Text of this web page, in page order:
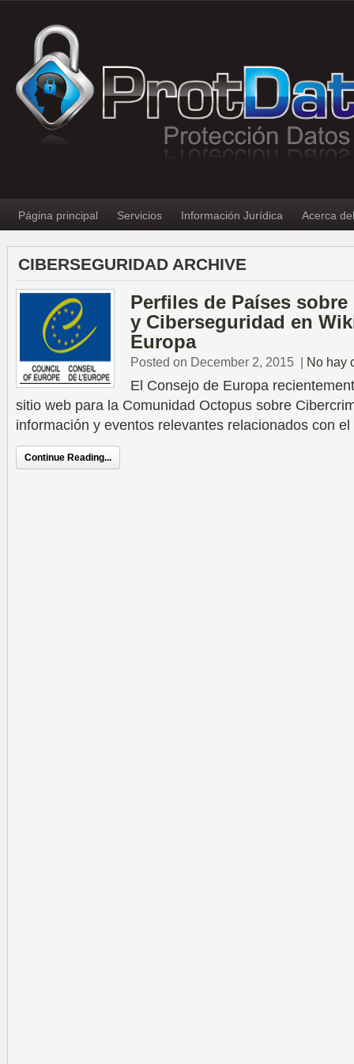
Página principal Servicios Información Jurídica Acerca
CIBERSEGURIDAD ARCHIVE
Perfiles de Países
y Ciberseguridad en
Europa
Posted on December 2, 2015 | No hay
El Consejo de Europa
sitio web para la Comunidad Octopus sobre
información y eventos relevantes relacionados con
Continue Reading...